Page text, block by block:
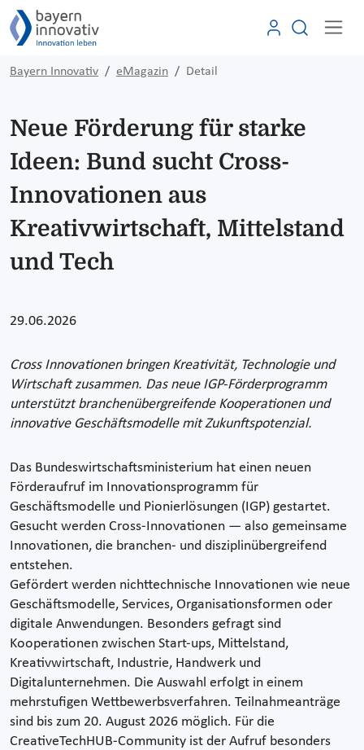
Bayern Innovativ eMagazin Detail
Neue Förderung für starke
Ideen: Bund sucht Cross-
Innovationen aus
Kreativwirtschaft, Mittelstand
und Tech
29.06.2026
Cross Innovationen bringen Kreativität, Technologie und
Wirtschaft zusammen. Das neue IGP-Förderprogramm
unterstützt branchenübergreifende Kooperationen und
innovative Geschäftsmodelle mit Zukunftspotenzial.
Das Bundeswirtschaftsministerium hat einen neuen
Förderaufruf im Innovationsprogramm für
Geschäftsmodelle und Pionierlösungen (IGP) gestartet.
Gesucht werden Cross-Innovationen — also gemeinsame
Innovationen, die branchen- und disziplinübergreifend
entstehen.
Gefördert werden nichttechnische Innovationen wie neue
Geschäftsmodelle, Services, Organisationsformen oder
digitale Anwendungen. Besonders gefragt sind
Kooperationen zwischen Start-ups, Mittelstand,
Kreativwirtschaft, Industrie, Handwerk und
Digitalunternehmen. Die Auswahl erfolgt in einem
mehrstufigen Wettbewerbsverfahren. Teilnahmeanträge
sind bis zum 20. August 2026 möglich. Für die
CreativeTechHUB-Community ist der Aufruf besonders